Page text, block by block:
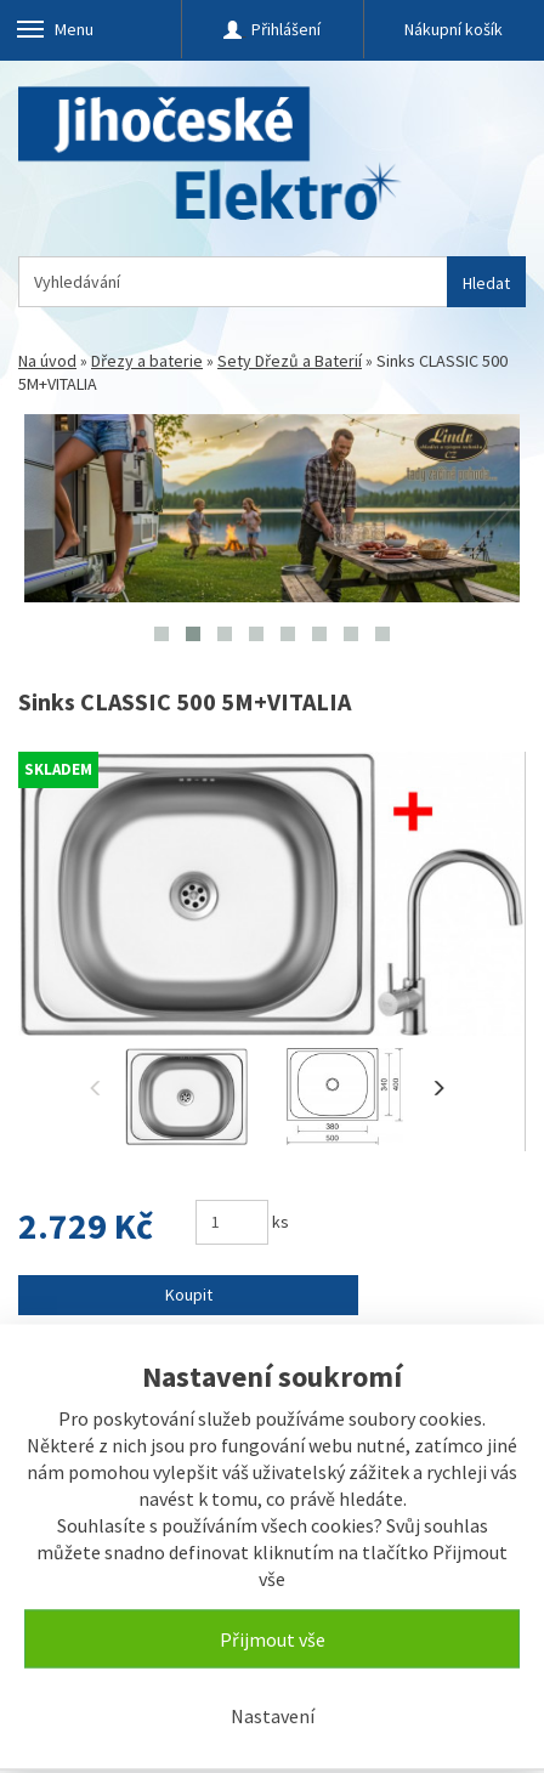
Nastavení soukromí
Pro poskytování služeb používáme soubory cookies.
Některé z nich jsou pro fungování webu nutné, zatímco jiné
nám pomohou vylepšit váš uživatelský zážitek a rychleji vás
navést k tomu, co právě hledáte.
Souhlasíte s používáním všech cookies? Svůj souhlas
můžete snadno definovat kliknutím na tlačítko Přijmout
vše
Přijmout vše
Nastavení
Menu Přihlášení Nákupní košík
Hledat
Na úvod »Dřezy a baterie » Sety Dřezů a Baterií» Sinks CLASSIC 500
5M+VITALIA
Sinks CLASSIC 500 5M+VITALIA
SKLADEM
2.729 Kč ks
Koupit
8596142036790
Výrobce:
Sinks
Běžná cena:
3.330 Kč
Naše cena s DPH:
2.729 Kč
Naše cena bez DPH:
2.255,25 Kč
Ušetříte:
18 %